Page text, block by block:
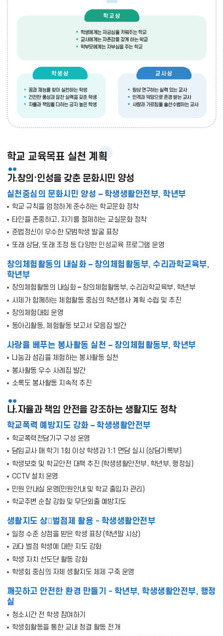
학교 교육목표 실천 계획
가.창의·인성을 갖춘 문화시민 양성
실천중심의 문화시민 양성 – 학생생활안전부, 학년부
학교 규칙을 엄정하게 준수하는 학교문화 정착
타인을 존중하고, 자기를 절제하는 교실문화 정착
준법정신이 우수한 모범학생 발굴 표창
또래 상담, 또래 조정 등 다양한 인성교육 프로그램 운영
창의체험활동의 내실화 – 창의체험활동부, 수리과학교육부,
학년부
창의체험활동의 내실화 – 창의체험활동부, 수리과학교육부, 학년부
사제가 함께하는 체험활동 중심의 학년행사 계획 수립 및 추진
창의체험대회 운영
동아리활동, 체험활동 보고서 모음집 발간
사랑을 베푸는 봉사활동 실천 – 창의체험활동부, 학년부
나눔과 섬김을 체험하는 봉사활동 실천
봉사활동 우수 사례집 발간
소록도 봉사활동 지속적 추진
나.자율과 책임 안전을 강조하는 생활지도 정착
학교폭력 예방지도 강화 – 학생생활안전부
학교폭력전담기구 구성 운영
담임교사 매 학기 1회 이상 학생과 1:1 면담 실시 (상담기록부)
학생보호 및 학교안전 대책 추진 (학생생활안전부, 학년부, 행정실)
CCTV 설치 운영
민원 안내실 운영(민원안내 및 학교 출입자 관리)
학교주변 순찰 강화 및 무단외출 예방지도
생활지도 상벌점제 활용 - 학생생활안전부
일정 수준 상점을 받은 학생 표창 (학년말 시상)
과다 벌점 학생에 대한 지도 강화
학생 자치 선도단 활동 강화
학생회 중심의 자체 생활지도 체제 구축 운영
깨끗하고 안전한 환경 만들기 - 학년부, 학생생활안전부, 행정
실
청소시간 전 학생 참여하기
학생회활동을 통한 교내 청결 활동 전개